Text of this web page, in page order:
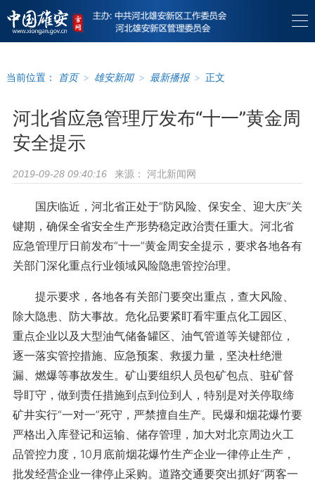
当前位置： 首页 > 雄安新闻 > 最新播报 > 正文
河北省应急管理厅发布“十一”黄金周
安全提示
2019-09-28 09:40:16 来源： 河北新闻网
国庆临近，河北省正处于“防风险、保安全、迎大庆”关
键期，确保全省安全生产形势稳定政治责任重大。河北省
应急管理厅日前发布“十一”黄金周安全提示，要求各地各有
关部门深化重点行业领域风险隐患管控治理。
提示要求，各地各有关部门要突出重点，查大风险、
除大隐患、防大事故。危化品要紧盯看牢重点化工园区、
重点企业以及大型油气储备罐区、油气管道等关键部位，
逐一落实管控措施、应急预案、救援力量，坚决杜绝泄
漏、燃爆等事故发生。矿山要组织人员包矿包点、驻矿督
导盯守，做到责任措施到点到位到人，特别是对关停取缔
矿井实行“一对一”死守，严禁擅自生产。民爆和烟花爆竹要
严格出入库登记和运输、储存管理，加大对北京周边火工
品管控力度，10月底前烟花爆竹生产企业一律停止生产，
批发经营企业一律停止采购。道路交通要突出抓好“两客一